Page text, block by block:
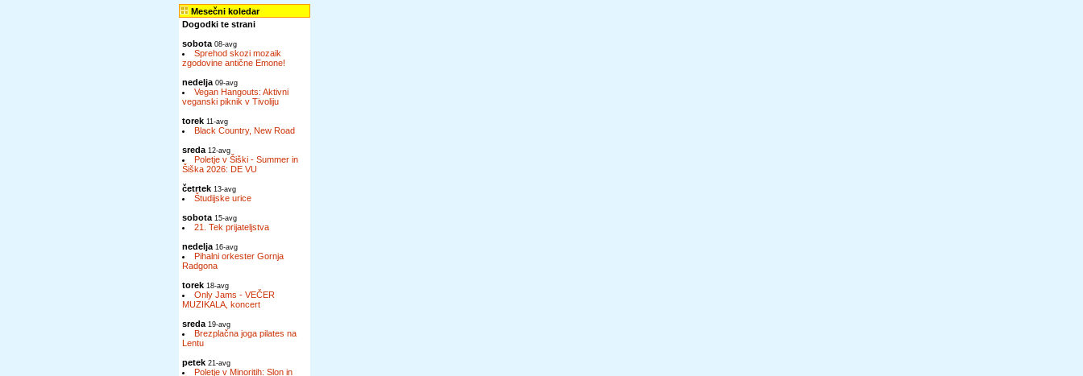
Mesečni koledar
Dogodki te strani
sobota 08-avg
Sprehod skozi mozaik
zgodovine antične Emone!
nedelja 09-avg
Vegan Hangouts: Aktivni
veganski piknik v Tivoliju
torek 11-avg
Black Country, New Road
sreda 12-avg
Poletje v Šiški - Summer in
Šiška 2026: DE VU
četrtek 13-avg
Študijske urice
sobota 15-avg
21. Tek prijateljstva
nedelja 16-avg
Pihalni orkester Gornja
Radgona
torek 18-avg
Only Jams - VEČER
MUZIKALA, koncert
sreda 19-avg
Brezplačna joga pilates na
Lentu
petek 21-avg
Poletje v Minoritih: Slon in